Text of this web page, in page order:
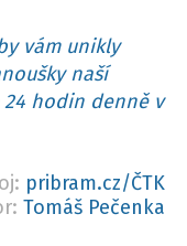
vám unikly
naší
hodin denně v
pribram.cz/ČTK
Tomáš Pečenka